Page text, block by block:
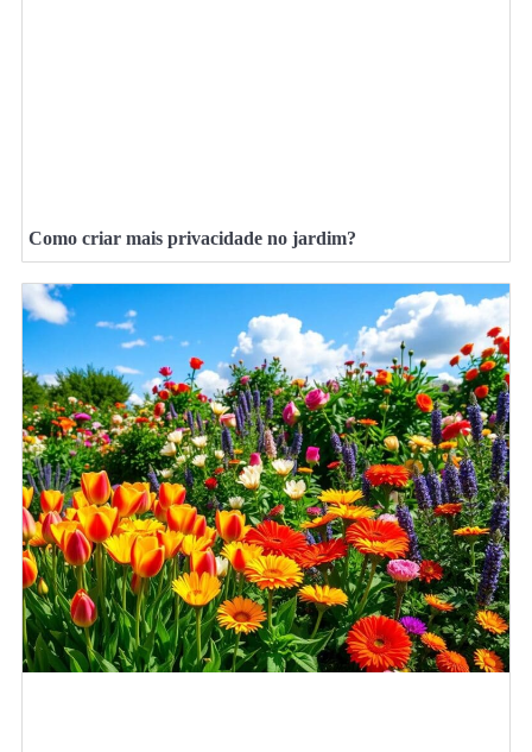
Como criar mais privacidade no jardim?